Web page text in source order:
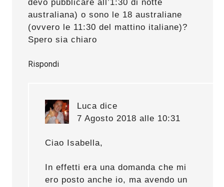
devo pubblicare all’1:30 di notte
australiana) o sono le 18 australiane
(ovvero le 11:30 del mattino italiane)?
Spero sia chiaro
Rispondi
Luca dice
7 Agosto 2018 alle 10:31
Ciao Isabella,
In effetti era una domanda che mi
ero posto anche io, ma avendo un